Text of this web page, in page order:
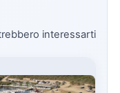
interessarti